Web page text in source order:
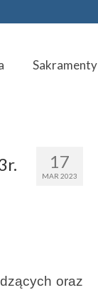
Sakramenty
17
MAR 2023
oraz